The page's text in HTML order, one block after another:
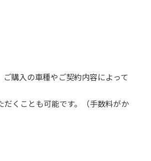
購入の車種やご契約内容によって
くことも可能です。（手数料がか